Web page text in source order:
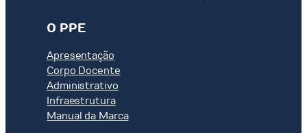
O PPE
Apresentação
Corpo Docente
Administrativo
Infraestrutura
Manual da Marca